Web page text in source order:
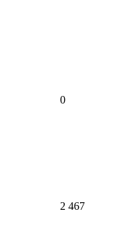
0
2 467